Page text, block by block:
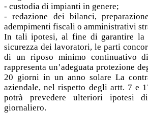
- custodia di impianti in genere;
- redazione dei bilanci,
adempimenti fiscali o amministrativi
In tali ipotesi, al fine di garantire la
sicurezza dei lavoratori, le parti
di un riposo minimo continuativo
rappresenta un’adeguata protezione
20 giorni in un anno solare La
aziendale, nel rispetto degli artt. 7 e
potrà prevedere ulteriori ipotesi
giornaliero.